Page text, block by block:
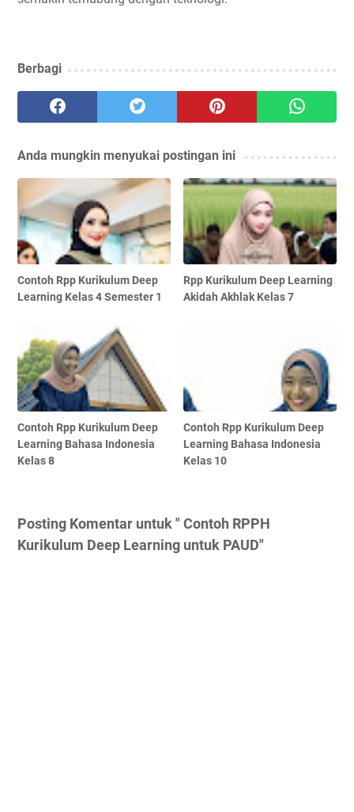
Berbagi
Anda mungkin menyukai postingan ini
Contoh Rpp Kurikulum Deep
Learning Kelas 4 Semester 1
Rpp Kurikulum Deep Learning
Akidah Akhlak Kelas 7
Contoh Rpp Kurikulum Deep
Learning Bahasa Indonesia
Kelas 8
Contoh Rpp Kurikulum Deep
Learning Bahasa Indonesia
Kelas 10
Posting Komentar untuk " Contoh RPPH
Kurikulum Deep Learning untuk PAUD"